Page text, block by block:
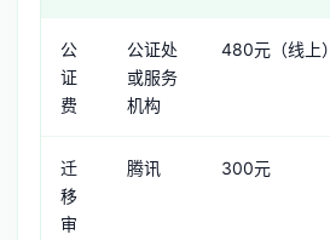
公
证
费
公证处
或服务
机构
480元（线上）
迁
移
审
腾讯 300元